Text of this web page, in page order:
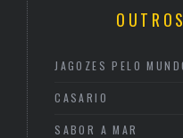
JAGOZES PELO
CASARIO
SABOR A MAR